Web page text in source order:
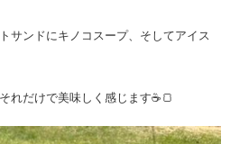
サンドにキノコスープ、そしてアイス
れだけで美味しく感じます☕🍞